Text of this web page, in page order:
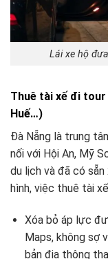
Lái xe hộ
Thuê tài xế đi tour
Huế…)
Đà Nẵng là trung
nối với Hội An, Mỹ
du lịch và đã có
hình, việc thuê tài
Xóa bỏ áp lực
Maps, không sợ
bản địa thông